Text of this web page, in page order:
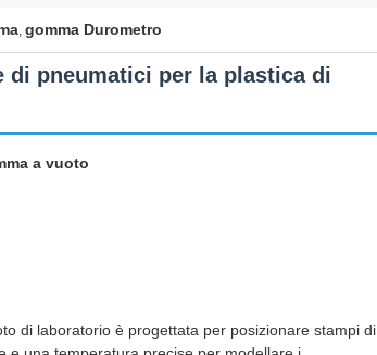
, gomma Durometro
di pneumatici per la plastica di
a vuoto
di laboratorio è progettata per posizionare stampi di